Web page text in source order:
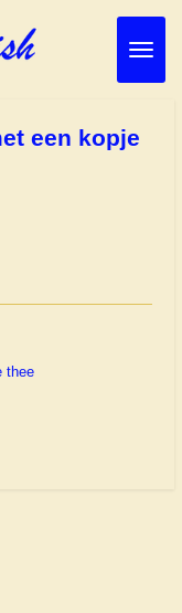
een kopje
thee